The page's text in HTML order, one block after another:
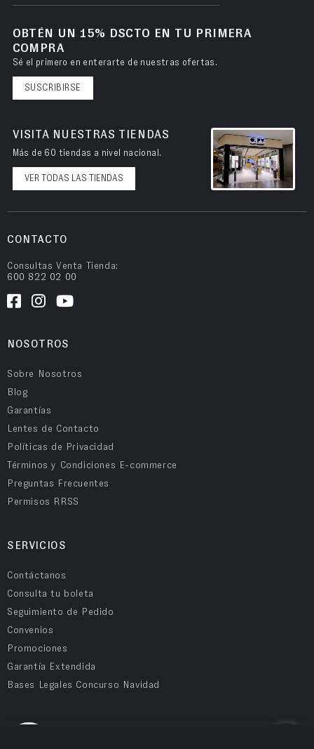
OBTÉN UN 15% DSCTO EN TU PRIMERA
COMPRA
Sé el primero en enterarte de nuestras ofertas.
SUSCRIBIRSE
VISITA NUESTRAS TIENDAS
Más de 60 tiendas a nivel nacional.
VER TODAS LAS TIENDAS
CONTACTO
Consultas Venta Tienda:
600 822 02 00
NOSOTROS
Sobre Nosotros
Blog
Garantías
Lentes de Contacto
Políticas de Privacidad
Términos y Condiciones E-commerce
Preguntas Frecuentes
Permisos RRSS
SERVICIOS
Contáctanos
Consulta tu boleta
Seguimiento de Pedido
Convenios
Promociones
Garantía Extendida
Bases Legales Concurso Navidad